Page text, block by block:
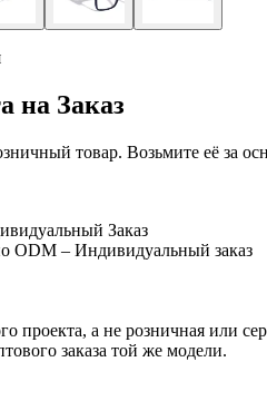
на Заказ
товар. Возьмите её за
Заказ
ODM – Индивидуальный заказ
проекта, а не розничная или
заказа той же модели.